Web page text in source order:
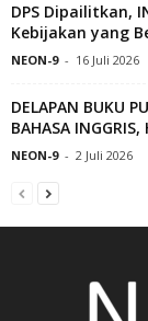
DPS Dipailitkan,
Kebijakan yang
NEON-9 - 16 Juli 2026
DELAPAN BUKU
BAHASA INGGRIS,
NEON-9 - 2 Juli 2026